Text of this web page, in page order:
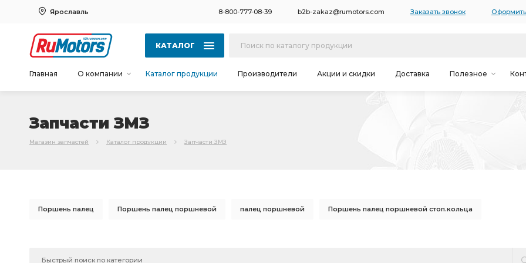
Ярославль 8-800-777-08-39 b2b-zakaz@rumotors.com Заказать звонок
КАТАЛОГ
Главная О компании Каталог продукции Производители Акции и скидки Доставка Полезное
Запчасти ЗМЗ
Магазин запчастей Каталог продукции Запчасти ЗМЗ
Поршень палец Поршень палец поршневой палец поршневой Поршень палец поршневой стоп.кольца
ЗМЗ-406 дв. ЗМЗ-514 дв. дизель